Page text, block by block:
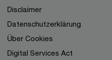
Disclaimer
Datenschutzerklärung
Über Cookies
Digital Services Act